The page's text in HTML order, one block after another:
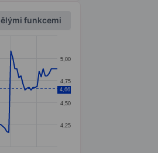
funkcemi
4,25
4,50
4,75
5,00
4,66